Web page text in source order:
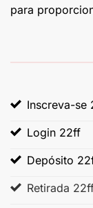
para
Inscreva-se
Login 22ff
Depósito
Retirada